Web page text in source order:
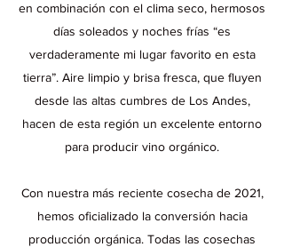
en combinación con el clima seco, hermosos
días soleados y noches frías “es
verdaderamente mi lugar favorito en esta
tierra”. Aire limpio y brisa fresca, que fluyen
desde las altas cumbres de Los Andes,
hacen de esta región un excelente entorno
para producir vino orgánico.
Con nuestra más reciente cosecha de 2021,
hemos oficializado la conversión hacia
producción orgánica. Todas las cosechas